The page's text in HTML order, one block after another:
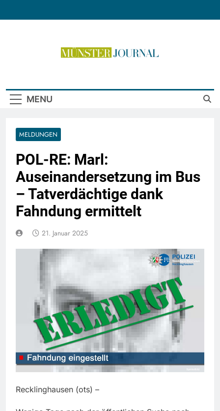
MENU
MELDUNGEN
POL-RE: Marl:
Auseinandersetzung im Bus
– Tatverdächtige dank
Fahndung ermittelt
21. Januar 2025
Recklinghausen (ots) –